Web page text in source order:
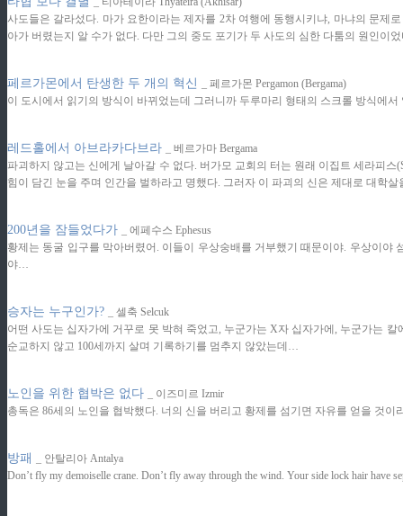
사도들은 갈라섰다. 마가 요한이라는 제자를 2차 여행에 동행시키냐, 마냐의 문제
아가 버렸는지 알 수가 없다. 다만 그의 중도 포기가 두 사도의 심한 다툼의 원인이
페르가몬에서 탄생한 두 개의 혁신
_ 페르가몬 Pergamon (Bergama)
이 도시에서 읽기의 방식이 바뀌었는데 그러니까 두루마리 형태의 스크롤 방식에
레드홀에서 아브라카다브라
_ 베르가마 Bergama
파괴하지 않고는 신에게 날아갈 수 없다. 버가모 교회의 터는 원래 이집트 세라피스
힘이 담긴 눈을 주며 인간을 벌하라고 명했다. 그러자 이 파괴의 신은 제대로 대학
200년을 잠들었다가
_ 에페수스 Ephesus
황제는 동굴 입구를 막아버렸어. 이들이 우상숭배를 거부했기 때문이야. 우상이
야…
승자는 누구인가?
_ 셀축 Selcuk
어떤 사도는 십자가에 거꾸로 못 박혀 죽었고, 누군가는 X자 십자가에, 누군가는
순교하지 않고 100세까지 살며 기록하기를 멈추지 않았는데…
노인을 위한 협박은 없다
_ 이즈미르 Izmir
총독은 86세의 노인을 협박했다. 너의 신을 버리고 황제를 섬기면 자유를 얻을 것
방패
_ 안탈리아 Antalya
Don’t fly my demoiselle crane. Don’t fly away through the wind. Your side lock hair have